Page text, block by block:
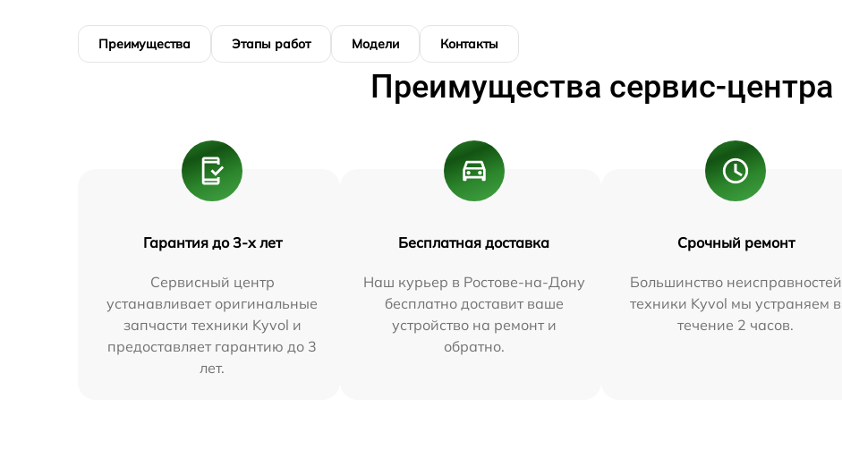
Преимущества Этапы работ Модели Контакты
Преимущества сервис-центра
Гарантия до 3-х лет
Сервисный центр
устанавливает оригинальные
запчасти техники Kyvol и
предоставляет гарантию до 3
лет.
Бесплатная доставка
Наш курьер в Ростове-на-Дону
бесплатно доставит ваше
устройство на ремонт и
обратно.
Срочный ремонт
Большинство неисправностей
техники Kyvol мы устраняем в
течение 2 часов.